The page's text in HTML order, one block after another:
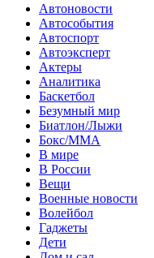
Автоновости
Автособытия
Автоспорт
Автоэксперт
Актеры
Аналитика
Баскетбол
Безумный мир
Биатлон/Лыжи
Бокс/MMA
В мире
В России
Вещи
Военные новости
Волейбол
Гаджеты
Дети